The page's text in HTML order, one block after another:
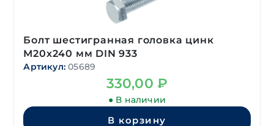
Болт шестигранная головка цинк
М20х240 мм DIN 933
Артикул: 05689
330,00₽
● В наличии
В корзину